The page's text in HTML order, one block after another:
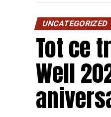
UNCATEGORIZED
Tot ce
Well